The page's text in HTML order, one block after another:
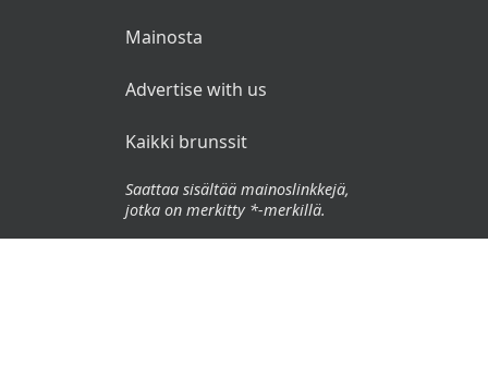
Mainosta
Advertise with us
Kaikki brunssit
Saattaa sisältää mainoslinkkejä,
jotka on merkitty *-merkillä.